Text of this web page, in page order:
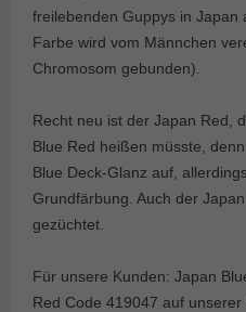
freilebenden Guppys in Japan
Farbe wird vom Männchen
Chromosom gebunden).
Recht neu ist der Japan Red,
Blue Red heißen müsste,
Blue Deck-Glanz auf,
Grundfärbung. Auch der
gezüchtet.
Für unsere Kunden: Japan
Red Code 419047 auf unserer